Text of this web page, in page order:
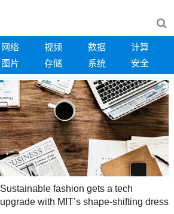
网络 视频 数据
计算
图片 存储 系统 安全
Sustainable fashion gets a tech
upgrade with MIT’s shape-shifting dress